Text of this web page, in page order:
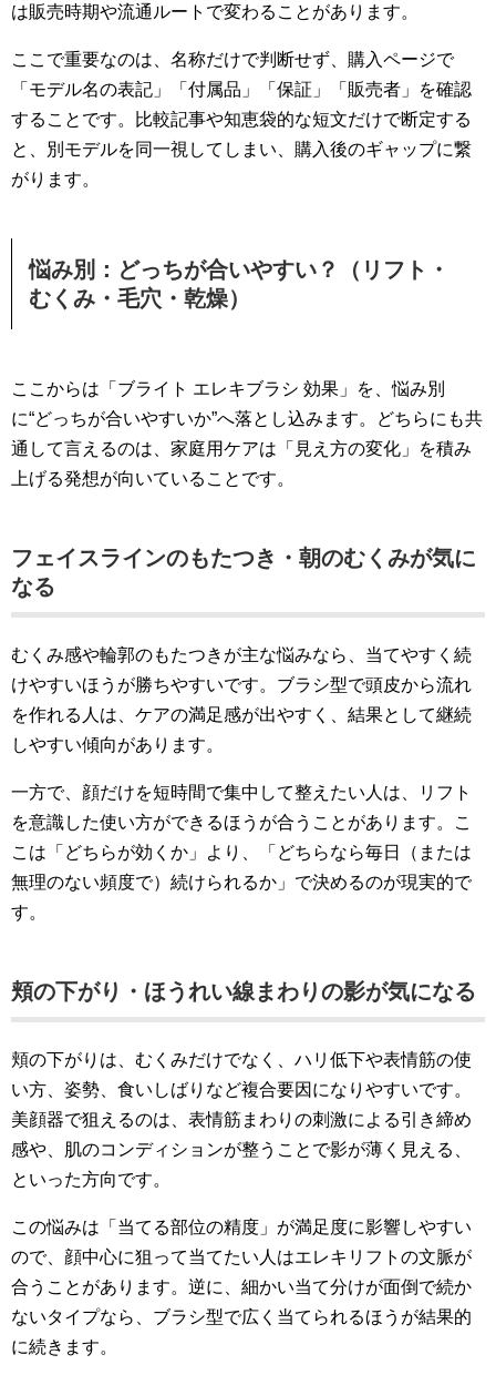
は販売時期や流通ルートで変わることがあります。
ここで重要なのは、名称だけで判断せず、購入ページで
「モデル名の表記」「付属品」「保証」「販売者」を確認
することです。比較記事や知恵袋的な短文だけで断定する
と、別モデルを同一視してしまい、購入後のギャップに繋
がります。
悩み別：どっちが合いやすい？（リフト・
むくみ・毛穴・乾燥）
ここからは「ブライト エレキブラシ 効果」を、悩み別
に“どっちが合いやすいか”へ落とし込みます。どちらにも共
通して言えるのは、家庭用ケアは「見え方の変化」を積み
上げる発想が向いていることです。
フェイスラインのもたつき・朝のむくみが気に
なる
むくみ感や輪郭のもたつきが主な悩みなら、当てやすく続
けやすいほうが勝ちやすいです。ブラシ型で頭皮から流れ
を作れる人は、ケアの満足感が出やすく、結果として継続
しやすい傾向があります。
一方で、顔だけを短時間で集中して整えたい人は、リフト
を意識した使い方ができるほうが合うことがあります。こ
こは「どちらが効くか」より、「どちらなら毎日（または
無理のない頻度で）続けられるか」で決めるのが現実的で
す。
頬の下がり・ほうれい線まわりの影が気になる
頬の下がりは、むくみだけでなく、ハリ低下や表情筋の使
い方、姿勢、食いしばりなど複合要因になりやすいです。
美顔器で狙えるのは、表情筋まわりの刺激による引き締め
感や、肌のコンディションが整うことで影が薄く見える、
といった方向です。
この悩みは「当てる部位の精度」が満足度に影響しやすい
ので、顔中心に狙って当てたい人はエレキリフトの文脈が
合うことがあります。逆に、細かい当て分けが面倒で続か
ないタイプなら、ブラシ型で広く当てられるほうが結果的
に続きます。